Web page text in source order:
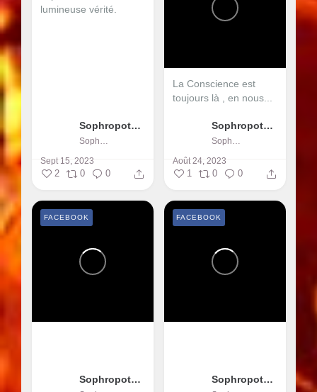
lumineuse vérité.
Sophropotentiel
Sept 15, 2023
2 0 0
La Conscience est
toujours là , en nous...
Sophropotentiel
Août 24, 2023
1 0 0
Sophropotentiel
FACEBOOK
Sophropotentiel
FACEBOOK